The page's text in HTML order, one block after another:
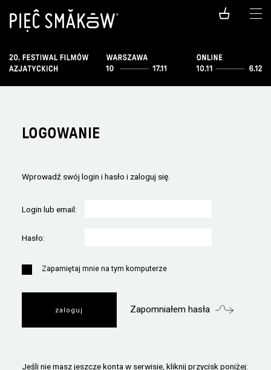
LOGOWANIE
Wprowadź swój login i hasło i zaloguj się.
Login lub email:
Hasło:
Zapamiętaj mnie na tym komputerze
Zapomniałem hasła
Jeśli nie masz jeszcze konta w serwisie, kliknij przycisk poniżej: